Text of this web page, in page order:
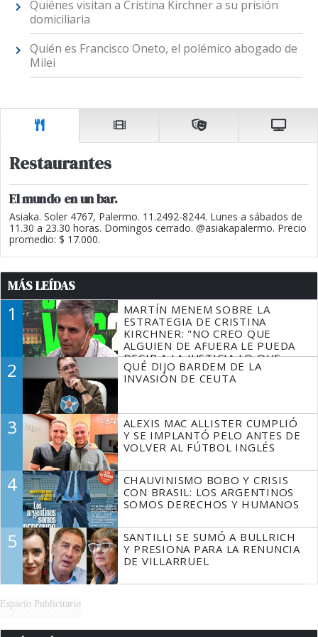
Quiénes visitan a Cristina Kirchner a su prisión
domiciliaria
Quién es Francisco Oneto, el polémico abogado de
Milei
Restaurantes
El mundo en un bar.
Asiaka. Soler 4767, Palermo. 11.2492-8244. Lunes a sábados de
11.30 a 23.30 horas. Domingos cerrado. @asiakapalermo. Precio
promedio: $ 17.000.
MÁS LEÍDAS
1
MARTÍN MENEM SOBRE LA
ESTRATEGIA DE CRISTINA
KIRCHNER: "NO CREO QUE
ALGUIEN DE AFUERA LE PUEDA
DECIR A LA JUSTICIA LO QUE
TIENE QUE HACER"
2
QUÉ DIJO BARDEM DE LA
INVASIÓN DE CEUTA
3
ALEXIS MAC ALLISTER CUMPLIÓ
Y SE IMPLANTÓ PELO ANTES DE
VOLVER AL FÚTBOL INGLÉS
4
CHAUVINISMO BOBO Y CRISIS
CON BRASIL: LOS ARGENTINOS
SOMOS DERECHOS Y HUMANOS
5
SANTILLI SE SUMÓ A BULLRICH
Y PRESIONA PARA LA RENUNCIA
DE VILLARRUEL
Espacio Publicitario